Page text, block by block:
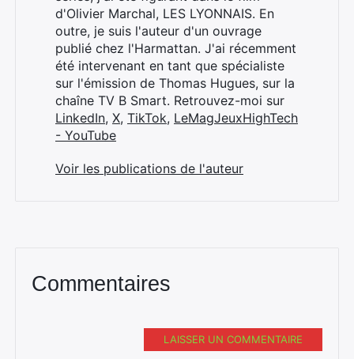
d'Olivier Marchal, LES LYONNAIS. En
outre, je suis l'auteur d'un ouvrage
publié chez l'Harmattan. J'ai récemment
été intervenant en tant que spécialiste
sur l'émission de Thomas Hugues, sur la
chaîne TV B Smart. Retrouvez-moi sur
LinkedIn, X, TikTok, LeMagJeuxHighTech
- YouTube
Voir les publications de l'auteur
Commentaires
LAISSER UN COMMENTAIRE